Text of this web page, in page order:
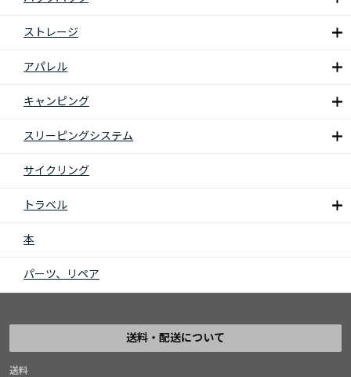
ストレージ
アパレル
キャンピング
スリーピングシステム
サイクリング
トラベル
本
パーツ、リペア
送料・配送について
送料